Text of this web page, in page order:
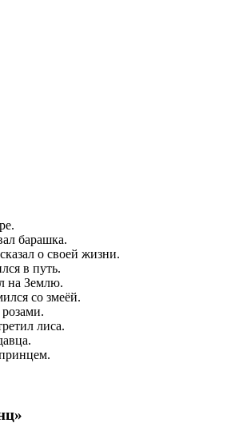
барашка.
о своей жизни.
в путь.
на Землю.
со змеёй.
лиса.